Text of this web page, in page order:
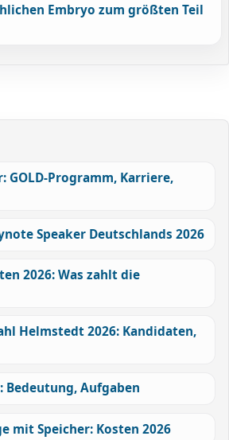
Embryo zum größten Teil
GOLD-Programm, Karriere,
Speaker Deutschlands 2026
2026: Was zahlt die
Helmstedt 2026: Kandidaten,
Bedeutung, Aufgaben
mit Speicher: Kosten 2026